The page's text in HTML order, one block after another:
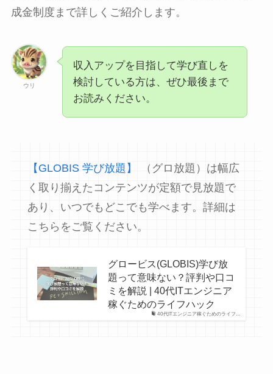
成金制度まで詳しくご紹介します。
ウリ
収入アップを目指して学び直しを
検討している方は、ぜひ最後まで
お読みください。
【GLOBIS 学び放題】
（グロ放題）は幅広
く取り揃えたコンテンツが定額で見放題で
あり、いつでもどこでも学べます。詳細は
こちらをご覧ください。
40代ITエンジニア稼ぐためのライフ…
グロービス(GLOBIS)学び放
題って意味ない？評判や口コ
ミを解説 | 40代ITエンジニア
稼ぐためのライフハック